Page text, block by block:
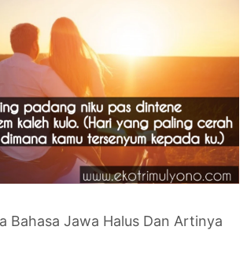
Bahasa Jawa Halus Dan Artinya